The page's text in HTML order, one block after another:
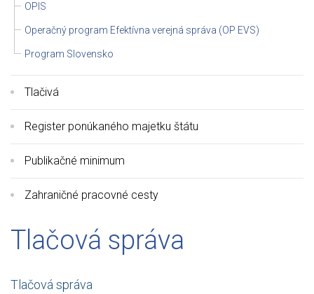
OPIS
Operačný program Efektívna verejná správa (OP EVS)
Program Slovensko
Tlačivá
Register ponúkaného majetku štátu
Publikačné minimum
Zahraničné pracovné cesty
Tlačová správa
Tlačová správa